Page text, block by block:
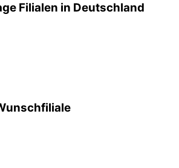
Filialen in Deutschland